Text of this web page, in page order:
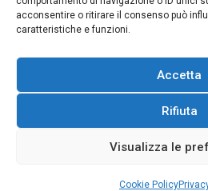
acconsentire o ritirare il consenso può
caratteristiche e funzioni.
Accetta
Rifiuta
Visualizza le
Cookie Policy
Servizio Civile
© 2026 Job4Good - Il portale
sociale
ACCEDI PER